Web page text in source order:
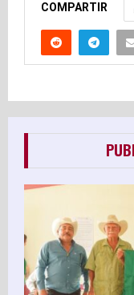
COMPARTIR